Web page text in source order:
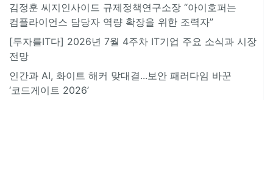
김정훈 씨지인사이드 규제정책연구소장 “아이호퍼는
컴플라이언스 담당자 역량 확장을 위한 조력자”
[투자를IT다] 2026년 7월 4주차 IT기업 주요 소식과 시장
전망
인간과 AI, 화이트 해커 맞대결...보안 패러다임 바꾼
‘코드게이트 2026’